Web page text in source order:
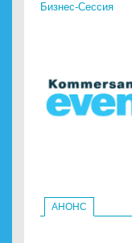
Бизнес-Сессия
АНОНС